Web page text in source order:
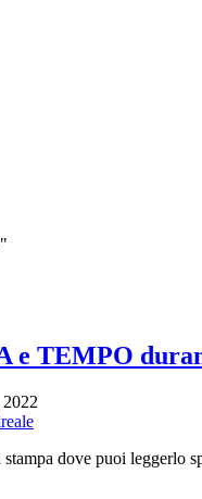
e TEMPO
dove puoi